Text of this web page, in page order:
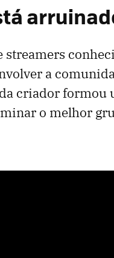
a
criador formou
o melhor